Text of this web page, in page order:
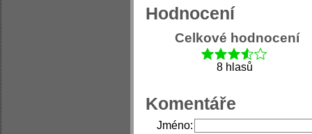
Hodnocení
Celkové hodnocení
8 hlasů
Komentáře
Jméno: